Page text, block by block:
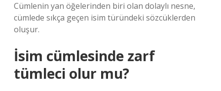
Cümlenin yan öğelerinden biri olan dolaylı nesne,
cümlede sıkça geçen isim türündeki sözcüklerden
oluşur.
İsim cümlesinde zarf
tümleci olur mu?